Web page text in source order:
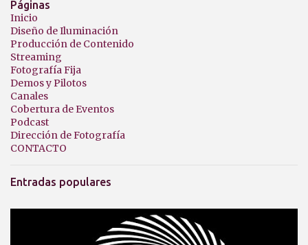
Páginas
Inicio
Diseño de Iluminación
Producción de Contenido
Streaming
Fotografía Fija
Demos y Pilotos
Canales
Cobertura de Eventos
Podcast
Dirección de Fotografía
CONTACTO
Entradas populares